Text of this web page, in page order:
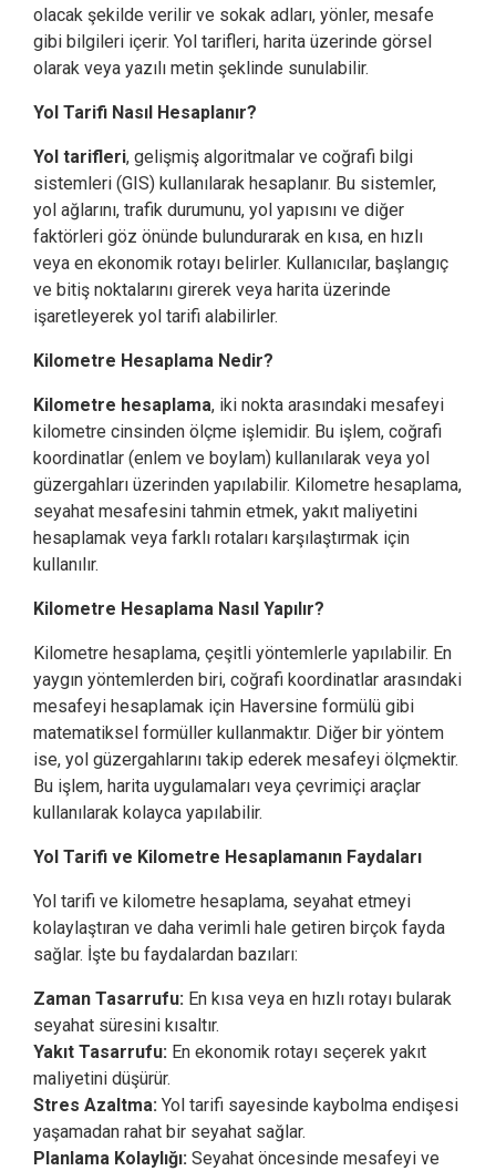
olacak şekilde verilir ve sokak adları, yönler, mesafe
gibi bilgileri içerir. Yol tarifleri, harita üzerinde görsel
olarak veya yazılı metin şeklinde sunulabilir.
Yol Tarifi Nasıl Hesaplanır?
Yol tarifleri, gelişmiş algoritmalar ve coğrafi bilgi
sistemleri (GIS) kullanılarak hesaplanır. Bu sistemler,
yol ağlarını, trafik durumunu, yol yapısını ve diğer
faktörleri göz önünde bulundurarak en kısa, en hızlı
veya en ekonomik rotayı belirler. Kullanıcılar, başlangıç
ve bitiş noktalarını girerek veya harita üzerinde
işaretleyerek yol tarifi alabilirler.
Kilometre Hesaplama Nedir?
Kilometre hesaplama, iki nokta arasındaki mesafeyi
kilometre cinsinden ölçme işlemidir. Bu işlem, coğrafi
koordinatlar (enlem ve boylam) kullanılarak veya yol
güzergahları üzerinden yapılabilir. Kilometre hesaplama,
seyahat mesafesini tahmin etmek, yakıt maliyetini
hesaplamak veya farklı rotaları karşılaştırmak için
kullanılır.
Kilometre Hesaplama Nasıl Yapılır?
Kilometre hesaplama, çeşitli yöntemlerle yapılabilir. En
yaygın yöntemlerden biri, coğrafi koordinatlar arasındaki
mesafeyi hesaplamak için Haversine formülü gibi
matematiksel formüller kullanmaktır. Diğer bir yöntem
ise, yol güzergahlarını takip ederek mesafeyi ölçmektir.
Bu işlem, harita uygulamaları veya çevrimiçi araçlar
kullanılarak kolayca yapılabilir.
Yol Tarifi ve Kilometre Hesaplamanın Faydaları
Yol tarifi ve kilometre hesaplama, seyahat etmeyi
kolaylaştıran ve daha verimli hale getiren birçok fayda
sağlar. İşte bu faydalardan bazıları:
Zaman Tasarrufu: En kısa veya en hızlı rotayı bularak
seyahat süresini kısaltır.
Yakıt Tasarrufu: En ekonomik rotayı seçerek yakıt
maliyetini düşürür.
Stres Azaltma: Yol tarifi sayesinde kaybolma endişesi
yaşamadan rahat bir seyahat sağlar.
Planlama Kolaylığı: Seyahat öncesinde mesafeyi ve